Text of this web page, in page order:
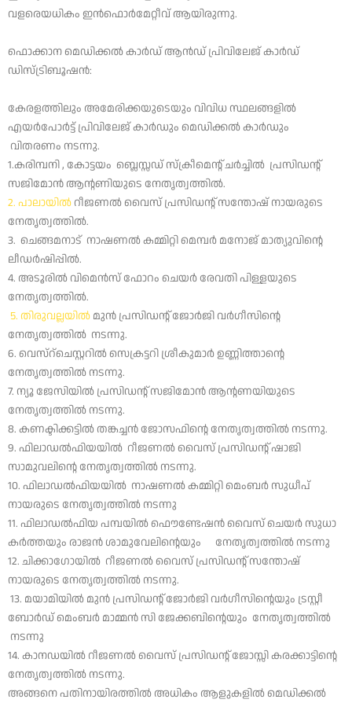
വളരെയധികം ഇൻഫൊർമേറ്റീവ് ആയിരുന്നു.
ഫൊക്കാന മെഡിക്കൽ കാർഡ് ആൻഡ് പ്രിവിലേജ് കാർഡ്
ഡിസ്ട്രിബൂഷൻ:
കേരളത്തിലും അമേരിക്കയുടെയും വിവിധ സ്ഥലങ്ങളിൽ
എയർപോർട്ട് പ്രിവിലേജ് കാർഡും മെഡിക്കൽ കാർഡും
വിതരണം നടന്നു.
1.കരിമ്പനി , കോട്ടയം ബ്ലെസ്സഡ് സ്‍ക്രീമെന്റ് ചർച്ചിൽ പ്രസിഡന്റ്
സജിമോൻ ആന്റണിയുടെ നേതൃത്വത്തിൽ.
2. പാലായിൽ റീജണൽ വൈസ് പ്രസിഡന്റ് സന്തോഷ് നായരുടെ
നേതൃത്വത്തിൽ.
3. ചെങ്ങമനാട് നാഷണൽ കമ്മിറ്റി മെമ്പർ മനോജ് മാത്യുവിന്റെ
ലീഡർഷിപ്പിൽ.
4. അടൂരിൽ വിമെൻസ് ഫോറം ചെയർ രേവതി പിള്ളയുടെ
നേതൃത്വത്തിൽ.
5. തിരുവല്ലയിൽ മുൻ പ്രസിഡന്റ് ജോർജി വർഗീസിന്റെ
നേതൃത്വത്തിൽ നടന്നു.
6. വെസ്റ്ചെസ്റ്ററിൽ സെക്രട്ടറി ശ്രീകുമാർ ഉണ്ണിത്താന്റെ
നേതൃത്വത്തിൽ നടന്നു.
7. ന്യൂ ജേസിയിൽ പ്രസിഡന്റ് സജിമോൻ ആന്റണയിയുടെ
നേതൃത്വത്തിൽ നടന്നു.
8. കണക്ടിക്കട്ടിൽ തങ്കച്ചൻ ജോസഫിന്റെ നേതൃത്വത്തിൽ നടന്നു.
9. ഫിലാഡൽഫിയയിൽ റീജണൽ വൈസ് പ്രസിഡന്റ് ഷാജി
സാമുവലിന്റെ നേതൃത്വത്തിൽ നടന്നു.
10. ഫിലാഡൽഫിയയിൽ നാഷണൽ കമ്മിറ്റി മെംബർ സുധീപ്
നായരുടെ നേതൃത്വത്തിൽ നടന്നു
11. ഫിലാഡൽഫിയ പമ്പയിൽ ഫൌണ്ടേഷൻ വൈസ് ചെയർ സുധാ
കർത്തയും രാജൻ ശാമുവേലിന്റെയും നേതൃത്വത്തിൽ നടന്നു
12. ചിക്കാഗോയിൽ റീജണൽ വൈസ് പ്രസിഡന്റ് സന്തോഷ്
നായരുടെ നേതൃത്വത്തിൽ നടന്നു.
13. മയാമിയിൽ മുൻ പ്രസിഡന്റ് ജോർജി വർഗീസിന്റെയും ട്രസ്റ്റീ
ബോർഡ് മെംബർ മാമ്മൻ സി ജേക്കബിന്റെയും നേതൃത്വത്തിൽ
നടന്നു
14. കാനഡയിൽ റീജണൽ വൈസ് പ്രസിഡന്റ് ജോസ്സി കരക്കാട്ടിന്റെ
നേതൃത്വത്തിൽ നടന്നു.
അങ്ങനെ പതിനായിരത്തിൽ അധികം ആളുകളിൽ മെഡിക്കൽ